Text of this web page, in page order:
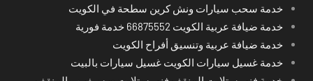
خدمة سحب سيارات ونش كرين سطحة في الكويت
خدمة ضيافة عربية الكويت 66875552 خدمة فورية
خدمة ضيافة عربية وتنسيق أفراح الكويت
خدمة غسيل سيارات الكويت غسيل سيارات بالبيت